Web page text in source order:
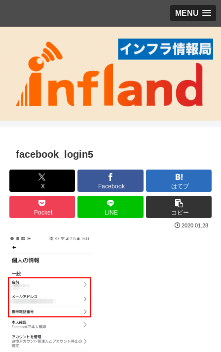
MENU
facebook_login5
X Facebook はてブ
Pocket LINE コピー
2020.01.28